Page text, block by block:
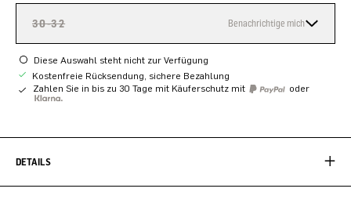
30-32 Benachrichtige mich
Diese Auswahl steht nicht zur Verfügung
Kostenfreie Rücksendung, sichere Bezahlung
Zahlen Sie in bis zu 30 Tage mit Käuferschutz mit
oder
DETAILS